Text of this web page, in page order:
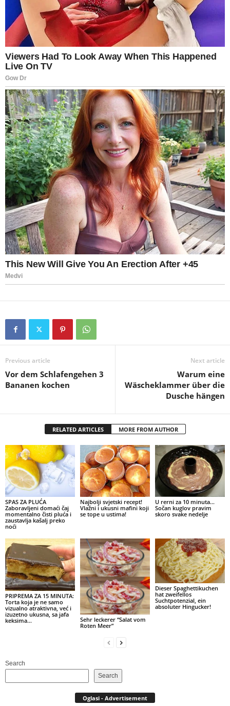
Previous article
Vor dem Schlafengehen 3
Bananen kochen
Next article
Warum eine
Wäscheklammer über die
Dusche hängen
RELATED ARTICLES MORE FROM AUTHOR
SPAS ZA PLUĆA
Zaboravljeni domaći čaj
momentalno čisti pluća i
zaustavlja kašalj preko
noći
Najbolji svjetski recept!
Vlažni i ukusni mafini koji
se tope u ustima!
U rerni za 10 minuta…
Sočan kuglov pravim
skoro svake nedelje
PRIPREMA ZA 15 MINUTA:
Torta koja je ne samo
vizualno atraktivna, već i
izuzetno ukusna, sa jafa
keksima…
Sehr leckerer “Salat vom
Roten Meer”
Dieser Spaghettikuchen
hat zweifellos
Suchtpotenzial, ein
absoluter Hingucker!
Search
Search
Oglasi - Advertisement